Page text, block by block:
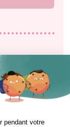
continue